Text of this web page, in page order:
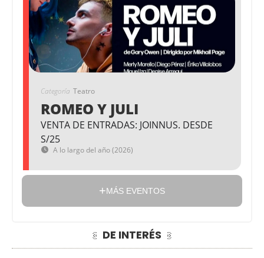
Categoría Teatro
ROMEO Y JULI
VENTA DE ENTRADAS: JOINNUS. DESDE
S/25
A lo largo del año (2026)
MÁS EVENTOS
DE INTERÉS